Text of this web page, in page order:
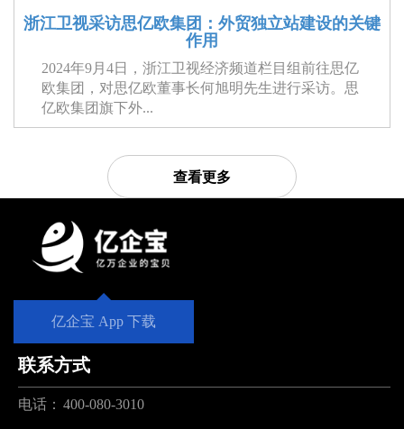
浙江卫视采访思亿欧集团：外贸独立站建设的关键
作用
2024年9月4日，浙江卫视经济频道栏目组前往思亿
欧集团，对思亿欧董事长何旭明先生进行采访。思
亿欧集团旗下外...
查看更多
亿企宝 App 下载
联系方式
电话： 400-080-3010